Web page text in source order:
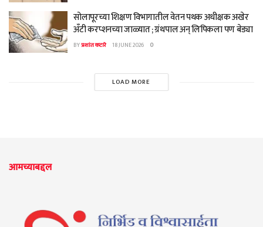
सोलापूरच्या शिक्षण विभागातील वेतन पथक अधीक्षक अखेर
अँटी करप्शनच्या जाळ्यात ; ग्रंथपाल अन् लिपिकला पण बेड्या
BYप्रशांत कटारे 18 JUNE 2026 0
LOAD MORE
आमच्याबद्दल